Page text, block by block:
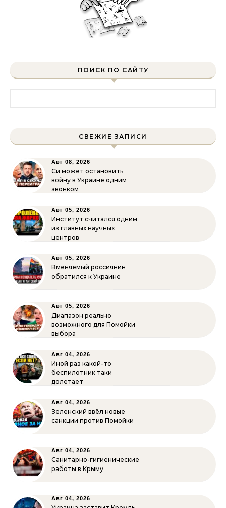
ПОИСК ПО САЙТУ
СВЕЖИЕ ЗАПИСИ
Авг 08, 2026
Си может остановить
войну в Украине одним
звонком
Авг 05, 2026
Институт считался одним
из главных научных
центров
Авг 05, 2026
Вменяемый россиянин
обратился к Украине
Авг 05, 2026
Диапазон реально
возможного для Помойки
выбора
Авг 04, 2026
Иной раз какой-то
беспилотник таки
долетает
Авг 04, 2026
Зеленский ввёл новые
санкции против Помойки
Авг 04, 2026
Санитарно-гигиенические
работы в Крыму
Авг 04, 2026